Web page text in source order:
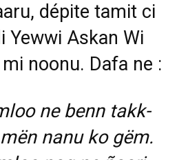
dépite tamit ci
Yewwi Askan Wi
noonu. Dafa ne :
ne benn takk-
nanu ko gëm.